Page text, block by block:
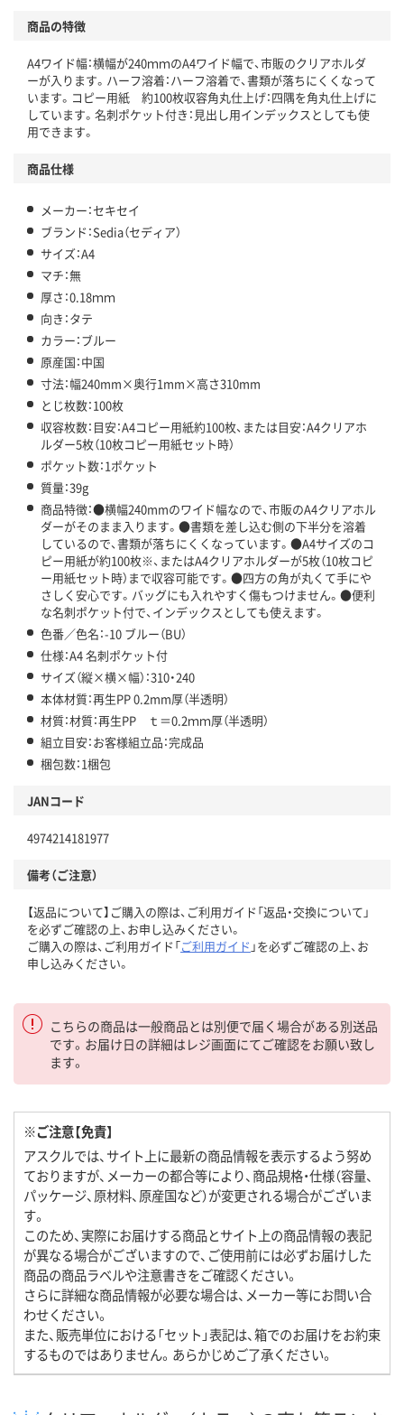
商品の特徴
A4ワイド幅：横幅が240ｍｍのA4ワイド幅で、市販のクリアホルダ
ーが入ります。ハーフ溶着：ハーフ溶着で、書類が落ちにくくなって
います。コピー用紙 約100枚収容角丸仕上げ：四隅を角丸仕上げに
しています。名刺ポケット付き：見出し用インデックスとしても使
用できます。
商品仕様
メーカー：セキセイ
ブランド：Sedia（セディア）
サイズ：A4
マチ：無
厚さ：0.18ｍｍ
向き：タテ
カラー：ブルー
原産国：中国
寸法：幅240mm×奥行1mm×高さ310mm
とじ枚数：100枚
収容枚数：目安：A4コピー用紙約100枚、または目安：A4クリアホ
ルダー5枚（10枚コピー用紙セット時）
ポケット数：1ポケット
質量：39g
商品特徴：●横幅240mmのワイド幅なので、市販のA4クリアホル
ダーがそのまま入ります。●書類を差し込む側の下半分を溶着
しているので、書類が落ちにくくなっています。●A4サイズのコ
ピー用紙が約100枚※、またはA4クリアホルダーが5枚（10枚コピ
ー用紙セット時）まで収容可能です。●四方の角が丸くて手にや
さしく安心です。バッグにも入れやすく傷もつけません。●便利
な名刺ポケット付で、インデックスとしても使えます。
色番／色名：-10 ブルー（BU）
仕様：A4 名刺ポケット付
サイズ（縦×横×幅）：310・240
本体材質：再生PP 0.2mm厚（半透明）
材質：材質：再生PP ｔ＝0.2ｍｍ厚（半透明）
組立目安：お客様組立品：完成品
梱包数：1梱包
JANコード
4974214181977
備考（ご注意）
【返品について】ご購入の際は、ご利用ガイド「返品・交換について」
を必ずご確認の上、お申し込みください。
ご購入の際は、ご利用ガイド「ご利用ガイド 」を必ずご確認の上、お
申し込みください。
こちらの商品は一般商品とは別便で届く場合がある別送品
です。お届け日の詳細はレジ画面にてご確認をお願い致し
ます。
※ご注意【免責】
アスクルでは、サイト上に最新の商品情報を表示するよう努め
ておりますが、メーカーの都合等により、商品規格・仕様（容量、
パッケージ、原材料、原産国など）が変更される場合がございま
す。
このため、実際にお届けする商品とサイト上の商品情報の表記
が異なる場合がございますので、ご使用前には必ずお届けした
商品の商品ラベルや注意書きをご確認ください。
さらに詳細な商品情報が必要な場合は、メーカー等にお問い合
わせください。
また、販売単位における「セット」表記は、箱でのお届けをお約束
するものではありません。あらかじめご了承ください。